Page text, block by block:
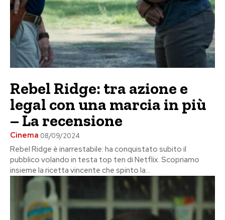
Rebel Ridge: tra azione e
legal con una marcia in più
– La recensione
Cinema 08/09/2024
Rebel Ridge è inarrestabile: ha conquistato subito il
pubblico volando in testa top ten di Netflix. Scopriamo
insieme la ricetta vincente che spinto la...